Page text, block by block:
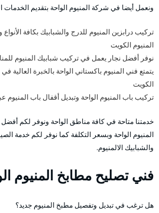
ونعمل أيضا في شركة المنيوم الواحة بتقديم الخدمات
تركيب درابزين المنيوم للدرج والشبابيك بكافة
المنيوم الكويت
نوفر أفضل نجار يعمل في تركيب شبابيك المنيوم
يتمتع فني المنيوم باكستاني الواحة بالخبرة العالية
الكويت
تركيب باب المنيوم الواحة وتبديل أقفال باب المنيوم
خدمتنا متاحة في كافة مناطق الواحة ونوفر لكم
المنيوم الواحة وبسعر التكلفة كما نوفر لكم خدمة
والشبابيك الالمنيوم.
فني تصليح مطابخ المنيوم
هل ترغب في تبديل وتفصيل مطبخ المنيوم جديد؟